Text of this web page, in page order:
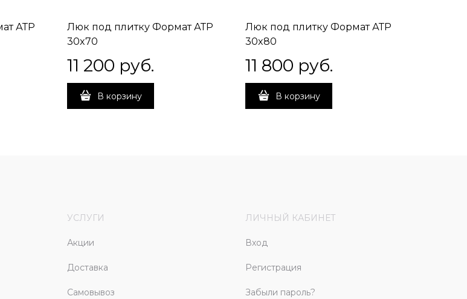
АТР
Люк под плитку Формат АТР
30x70
11 200 руб.
В корзину
Люк под плитку Формат АТР
30x80
11 800 руб.
В корзину
УСЛУГИ
Акции
Доставка
Самовывоз
ЛИЧНЫЙ КАБИНЕТ
Вход
Регистрация
Забыли пароль?